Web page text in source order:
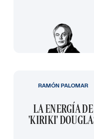
LA ENERGÍA DE
'KIRIKI'
RAMÓN PALOMAR